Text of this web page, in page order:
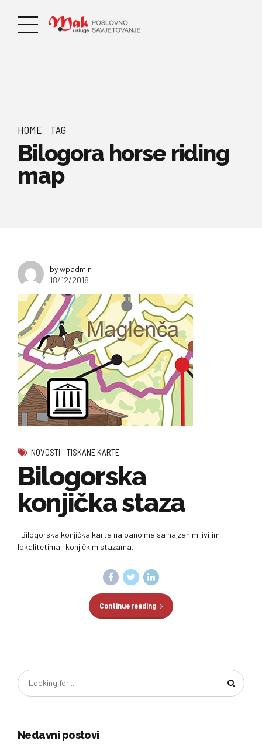
HOME TAG
Bilogora horse riding
map
by wpadmin
18/12/2018
NOVOSTI TISKANE KARTE
Bilogorska
konjička staza
Bilogorska konjička karta na panoima sa najzanimljivijim
lokalitetima i konjičkim stazama.
Continue reading
Nedavni postovi